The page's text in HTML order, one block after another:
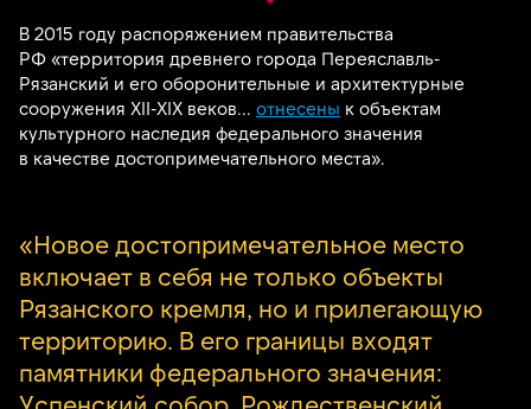
В 2015 году распоряжением правительства
РФ «территория древнего города Переяславль-
Рязанский и его оборонительные и архитектурные
сооружения XII-XIX веков... отнесены к объектам
культурного наследия федерального значения
в качестве достопримечательного места».
«Новое достопримечательное место
включает в себя не только объекты
Рязанского кремля, но и прилегающую
территорию. В его границы входят
памятники федерального значения: